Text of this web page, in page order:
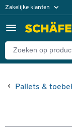
Zakelijke klanten
Particuliere klanten
Pallets &